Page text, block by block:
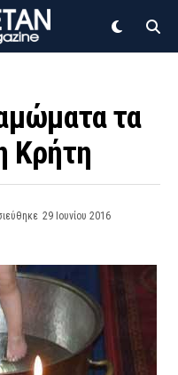
τα
Κρήτη
29 Ιουνίου 2016